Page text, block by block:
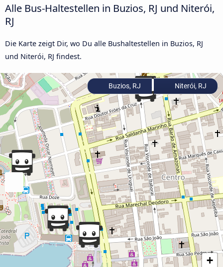
Alle Bus-Haltestellen in Buzios, RJ und Niterói,
RJ
Die Karte zeigt Dir, wo Du alle Bushaltestellen in Buzios, RJ
und Niterói, RJ findest.
+
Buzios, RJ Niterói, RJ